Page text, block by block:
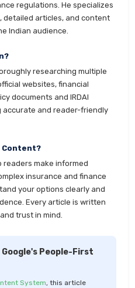
regulations. He specializes
detailed articles, and content
Indian audience.
researching multiple
websites, financial
documents and IRDAI
accurate and reader-friendly
Content?
readers make informed
insurance and finance
your options clearly and
Every article is written
trust in mind.
People-First
System, this article